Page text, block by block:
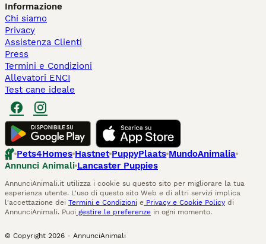
Informazione
Chi siamo
Privacy
Assistenza Clienti
Press
Termini e Condizioni
Allevatori ENCI
Test cane ideale
Pets4Homes Hastnet PuppyPlaats MundoAnimalia
Annunci Animali Lancaster Puppies
AnnunciAnimali.it utilizza i cookie su questo sito per migliorare la tua
esperienza utente. L'uso di questo sito Web e di altri servizi implica
l'accettazione dei Termini e Condizioni e Privacy e Cookie Policy di
AnnunciAnimali. Puoi gestire le preferenze in ogni momento.
© Copyright 2026 - AnnunciAnimali